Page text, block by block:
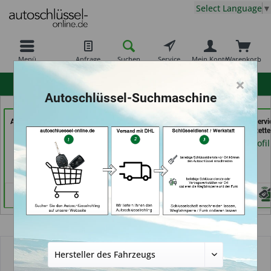
Menü Anfrage Suchen Service Warenkorb
Mein Konto
Select Language ▼
Autoschlüssel Hamburg
(in Hamburg)
Händlerprofil
Demuro Schuh &
Schlüsseldienst (in
Grevenbroich)
der Schlüssel
Moos (in
Händlerprofil
Autoschlüssel mit Funk
×
Autoschlüssel-Suchmaschine